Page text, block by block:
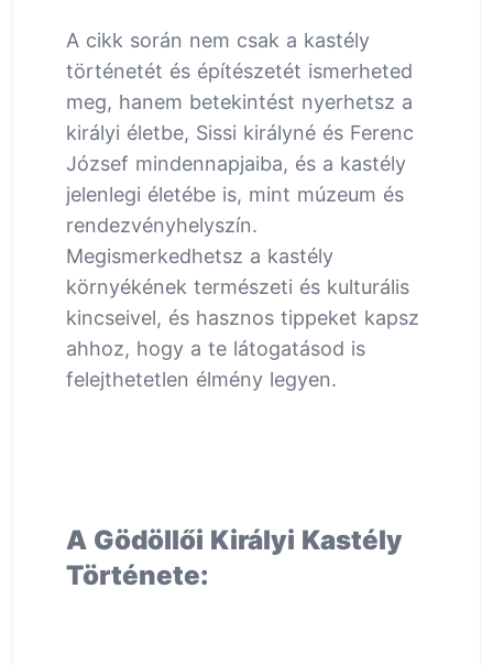
A cikk során nem csak a kastély
történetét és építészetét ismerheted
meg, hanem betekintést nyerhetsz a
királyi életbe, Sissi királyné és Ferenc
József mindennapjaiba, és a kastély
jelenlegi életébe is, mint múzeum és
rendezvényhelyszín.
Megismerkedhetsz a kastély
környékének természeti és kulturális
kincseivel, és hasznos tippeket kapsz
ahhoz, hogy a te látogatásod is
felejthetetlen élmény legyen.
A Gödöllői Királyi Kastély
Története: